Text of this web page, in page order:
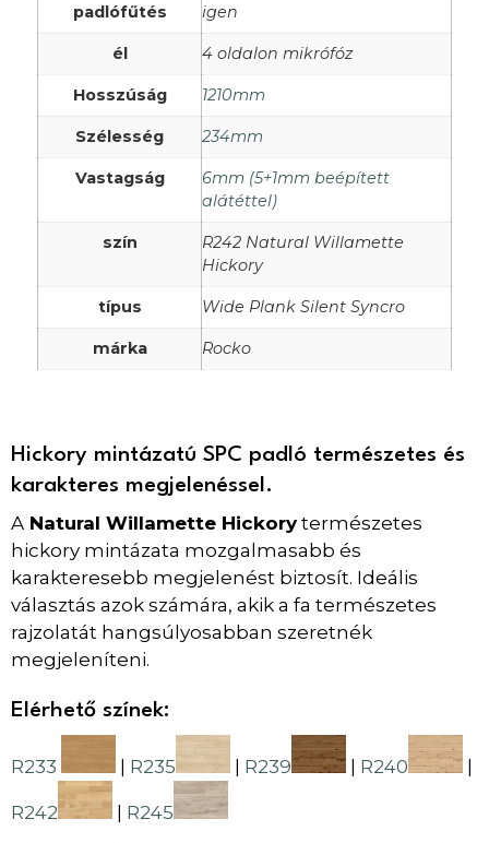
padlófűtés igen
él 4 oldalon mikrófóz
Hosszúság 1210mm
Szélesség 234mm
Vastagság
6mm (5+1mm beépített
alátéttel)
szín
R242 Natural Willamette
Hickory
típus Wide Plank Silent Syncro
márka Rocko
Hickory mintázatú SPC padló természetes és
karakteres megjelenéssel.
A Natural Willamette Hickorytermészetes
hickory mintázata mozgalmasabb és
karakteresebb megjelenést biztosít. Ideális
választás azok számára, akik a fa természetes
rajzolatát hangsúlyosabban szeretnék
megjeleníteni.
Elérhető színek:
R233 | R235 | R239 | R240 |
R242
R245